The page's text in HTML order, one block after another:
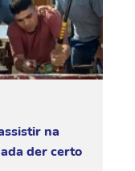
na
der certo